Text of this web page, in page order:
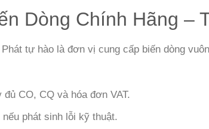
Dòng Chính Hãng –
tự hào là đơn vị cung cấp biến dòng
CO, CQ và hóa đơn VAT.
phát sinh lỗi kỹ thuật.